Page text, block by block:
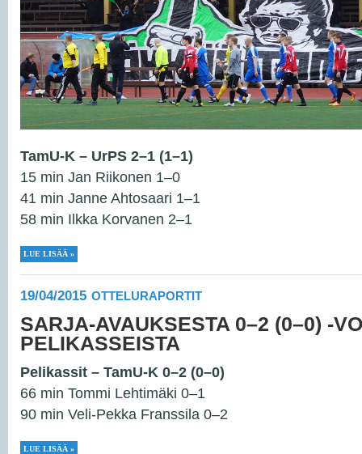
TamU-K – UrPS 2–1 (1–1)
15 min Jan Riikonen 1–0
41 min Janne Ahtosaari 1–1
58 min Ilkka Korvanen 2–1
LUE LISÄÄ »
19/04/2015 OTTELURAPORTIT
SARJA-AVAUKSESTA 0–2 (0–0) -
PELIKASSEISTA
Pelikassit – TamU-K 0–2 (0–0)
66 min Tommi Lehtimäki 0–1
90 min Veli-Pekka Franssila 0–2
LUE LISÄÄ »